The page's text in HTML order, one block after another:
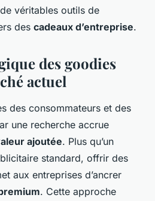
véritables outils de
des cadeaux d’entreprise.
des goodies
actuel
des consommateurs et des
une recherche accrue
ajoutée. Plus qu’un
standard, offrir des
aux entreprises d’ancrer
. Cette approche